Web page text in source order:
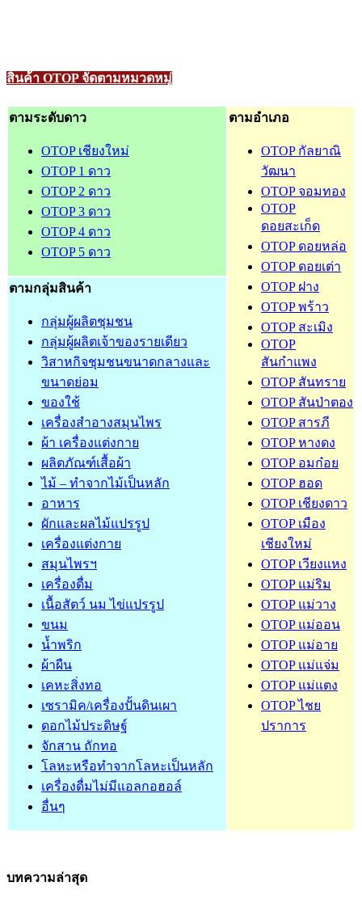
สินค้า OTOP จัดตามหมวดหมู่
ตามระดับดาว
OTOP เชียงใหม่
OTOP 1 ดาว
OTOP 2 ดาว
OTOP 3 ดาว
OTOP 4 ดาว
OTOP 5 ดาว
ตามอำเภอ
OTOP กัลยาณิ
วัฒนา
OTOP จอมทอง
OTOP
ดอยสะเก็ด
OTOP ดอยหล่อ
OTOP ดอยเต่า
OTOP ฝาง
OTOP พร้าว
OTOP สะเมิง
OTOP
สันกำแพง
OTOP สันทราย
OTOP สันป่าตอง
OTOP สารภี
OTOP หางดง
OTOP อมก๋อย
OTOP ฮอด
OTOP เชียงดาว
OTOP เมือง
เชียงใหม่
OTOP เวียงแหง
OTOP แม่ริม
OTOP แม่วาง
OTOP แม่ออน
OTOP แม่อาย
OTOP แม่แจ่ม
OTOP แม่แตง
OTOP ไชย
ปราการ
ตามกลุ่มสินค้า
กลุ่มผู้ผลิตชุมชน
กลุ่มผู้ผลิตเจ้าของรายเดียว
วิสาหกิจชุมชนขนาดกลางและ
ขนาดย่อม
ของใช้
เครื่องสำอางสมุนไพร
ผ้า เครื่องแต่งกาย
ผลิตภัณฑ์เสื้อผ้า
ไม้ – ทำจากไม้เป็นหลัก
อาหาร
ผักและผลไม้แปรรูป
เครื่องแต่งกาย
สมุนไพรฯ
เครื่องดื่ม
เนื้อสัตว์ นม ไข่แปรรูป
ขนม
น้ำพริก
ผ้าผืน
เคหะสิ่งทอ
เซรามิค/เครื่องปั้นดินเผา
ดอกไม้ประดิษฐ์
จักสาน ถักทอ
โลหะหรือทำจากโลหะเป็นหลัก
เครื่องดื่มไม่มีแอลกอฮอล์
อื่นๆ
บทความล่าสุด